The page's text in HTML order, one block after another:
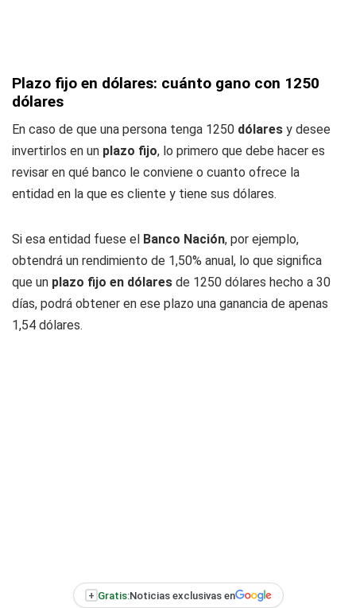
Plazo fijo en dólares: cuánto gano con 1250
dólares
En caso de que una persona tenga 1250 dólares y desee
invertirlos en un plazo fijo, lo primero que debe hacer es
revisar en qué banco le conviene o cuanto ofrece la
entidad en la que es cliente y tiene sus dólares.
Si esa entidad fuese el Banco Nación, por ejemplo,
obtendrá un rendimiento de 1,50% anual, lo que significa
que un plazo fijo en dólares de 1250 dólares hecho a 30
días, podrá obtener en ese plazo una ganancia de apenas
1,54 dólares.
+ Gratis:Noticias exclusivas en